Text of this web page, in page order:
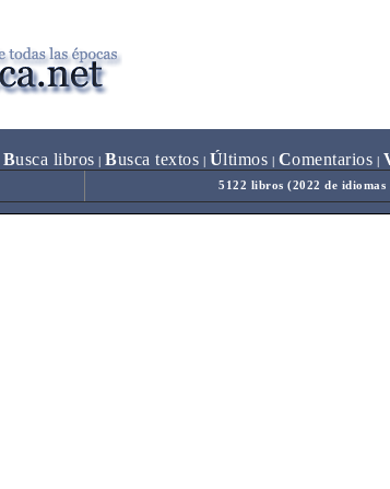
Busca libros Busca textos Últimos Comentarios
5122 libros (2022 de idiomas